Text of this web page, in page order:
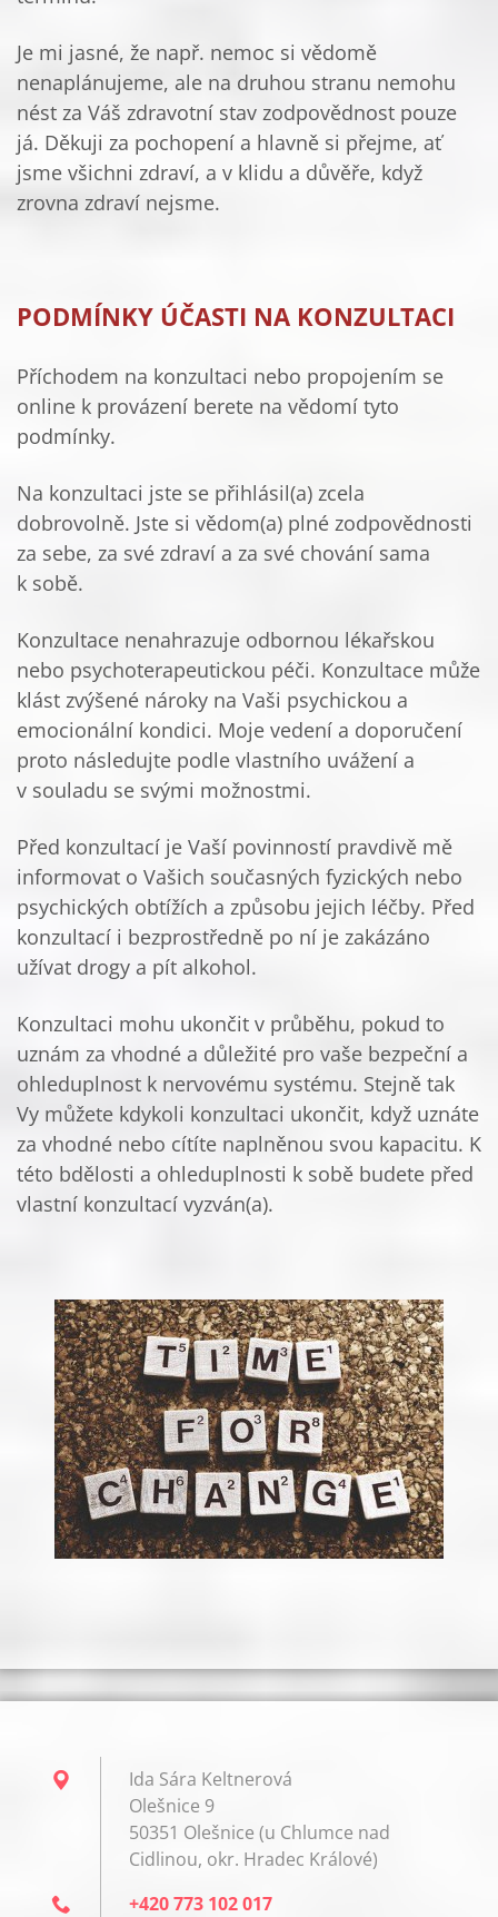
Je mi jasné, že např. nemoc si vědomě
nenaplánujeme, ale na druhou stranu nemohu
nést za Váš zdravotní stav zodpovědnost pouze
já. Děkuji za pochopení a hlavně si přejme, ať
jsme všichni zdraví, a v klidu a důvěře, když
zrovna zdraví nejsme.
PODMÍNKY ÚČASTI NA KONZULTACI
Příchodem na konzultaci nebo propojením se
online k provázení berete na vědomí tyto
podmínky.
Na konzultaci jste se přihlásil(a) zcela
dobrovolně. Jste si vědom(a) plné zodpovědnosti
za sebe, za své zdraví a za své chování sama
k sobě.
Konzultace nenahrazuje odbornou lékařskou
nebo psychoterapeutickou péči. Konzultace může
klást zvýšené nároky na Vaši psychickou a
emocionální kondici. Moje vedení a doporučení
proto následujte podle vlastního uvážení a
v souladu se svými možnostmi.
Před konzultací je Vaší povinností pravdivě mě
informovat o Vašich současných fyzických nebo
psychických obtížích a způsobu jejich léčby. Před
konzultací i bezprostředně po ní je zakázáno
užívat drogy a pít alkohol.
Konzultaci mohu ukončit v průběhu, pokud to
uznám za vhodné a důležité pro vaše bezpeční a
ohleduplnost k nervovému systému. Stejně tak
Vy můžete kdykoli konzultaci ukončit, když uznáte
za vhodné nebo cítíte naplněnou svou kapacitu. K
této bdělosti a ohleduplnosti k sobě budete před
vlastní konzultací vyzván(a).
Ida Sára Keltnerová
Olešnice 9
50351 Olešnice (u Chlumce nad
Cidlinou, okr. Hradec Králové)
+420 773 102 017